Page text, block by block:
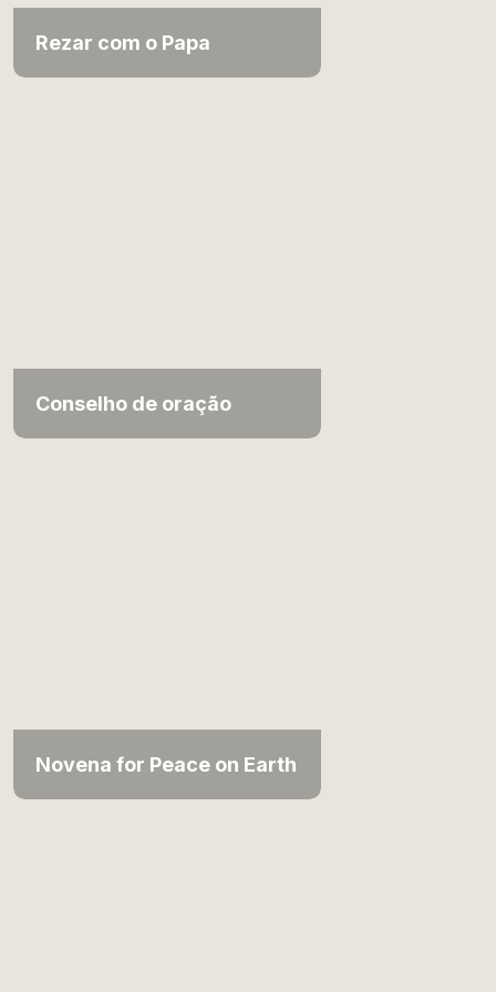
Rezar com o Papa
Conselho de oração
Novena for Peace on Earth